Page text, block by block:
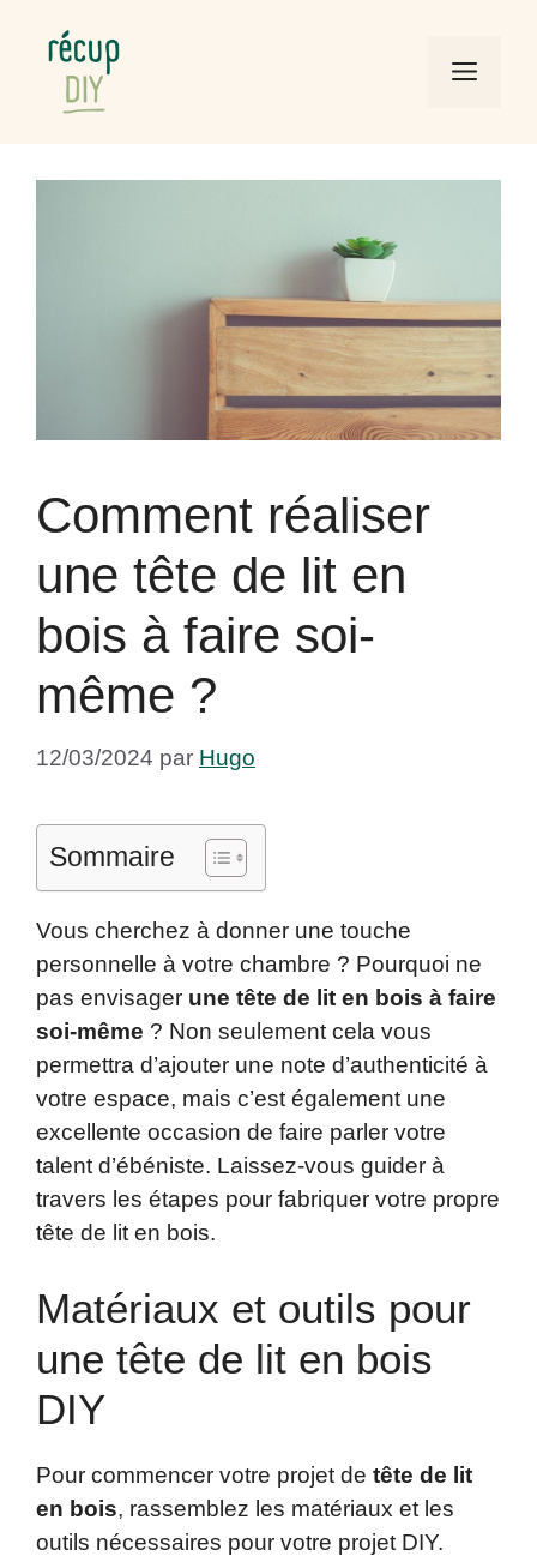
contenu
Comment réaliser
une tête de lit en
bois à faire soi-
même ?
12/03/2024 par Hugo
Sommaire
Vous cherchez à donner une touche
personnelle à votre chambre ? Pourquoi ne
pas envisager une tête de lit en bois à faire
soi-même ? Non seulement cela vous
permettra d’ajouter une note d’authenticité à
votre espace, mais c’est également une
excellente occasion de faire parler votre
talent d’ébéniste. Laissez-vous guider à
travers les étapes pour fabriquer votre propre
tête de lit en bois.
Matériaux et outils pour
une tête de lit en bois
DIY
Pour commencer votre projet de tête de lit
en bois, rassemblez les matériaux et les
outils nécessaires pour votre projet DIY.